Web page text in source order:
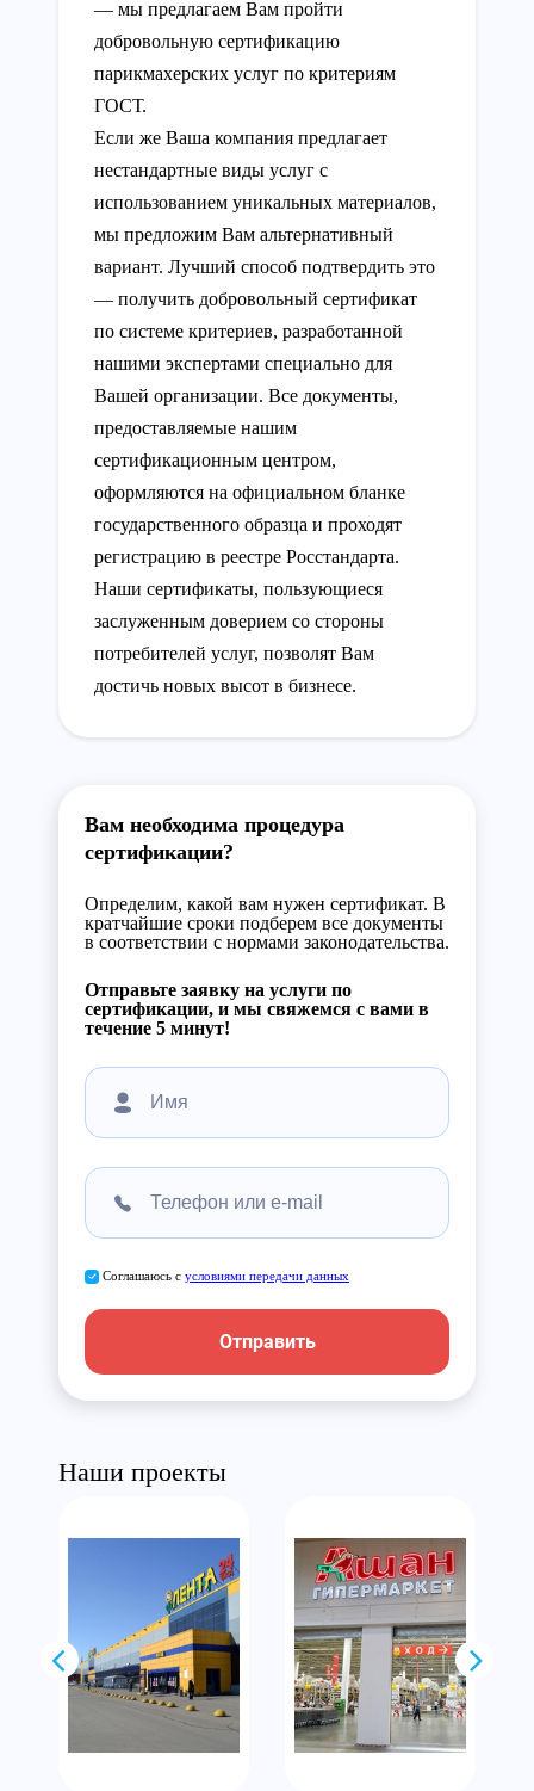
— мы предлагаем Вам пройти
добровольную сертификацию
парикмахерских услуг по критериям
ГОСТ.
Если же Ваша компания предлагает
нестандартные виды услуг с
использованием уникальных материалов,
мы предложим Вам альтернативный
вариант. Лучший способ подтвердить это
— получить добровольный сертификат
по системе критериев, разработанной
нашими экспертами специально для
Вашей организации. Все документы,
предоставляемые нашим
сертификационным центром,
оформляются на официальном бланке
государственного образца и проходят
регистрацию в реестре Росстандарта.
Наши сертификаты, пользующиеся
заслуженным доверием со стороны
потребителей услуг, позволят Вам
достичь новых высот в бизнесе.
Вам необходима процедура
сертификации?
Определим, какой вам нужен сертификат. В
кратчайшие сроки подберем все документы
в соответствии с нормами законодательства.
Отправьте заявку на услуги по
сертификации, и мы свяжемся с вами в
течение 5 минут!
Соглашаюсь с условиями передачи данных
Отправить
Наши проекты